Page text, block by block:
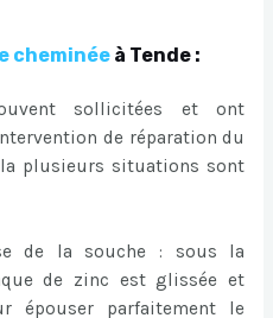
cheminéeà Tende :
sollicitées et ont
de réparation du
plusieurs situations sont
de la souche : sous la
de zinc est glissée et
épouser parfaitement le